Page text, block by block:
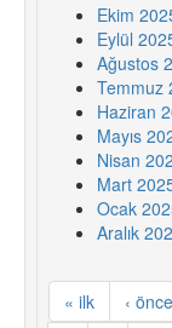
Ekim
Eylül
Ağustos
Temmuz
Haziran
Mayıs
Nisan
Mart
Ocak
Aralık
« ilk ‹